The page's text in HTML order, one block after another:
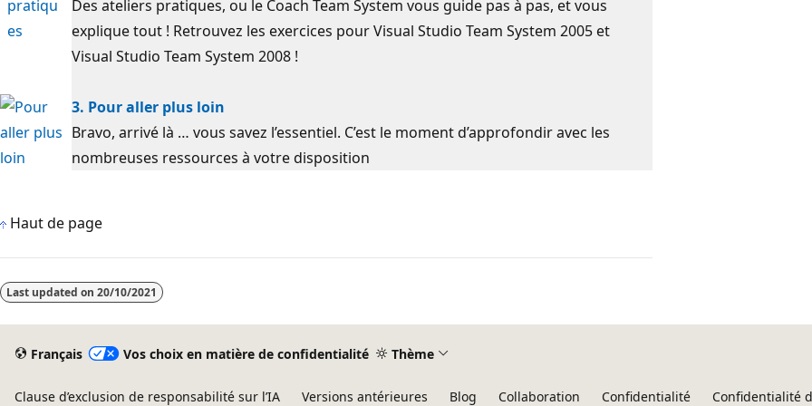
Des ateliers pratiques, ou le Coach Team System vous guide pas à pas, et vous
explique tout ! Retrouvez les exercices pour Visual Studio Team System 2005 et
Visual Studio Team System 2008 !
3. Pour aller plus loin
Bravo, arrivé là … vous savez l’essentiel. C’est le moment d’approfondir avec les
nombreuses ressources à votre disposition
Haut de page
désactivé
Last updated on 20/10/2021
Français Vos choix en matière de confidentialité Thème
Clause d’exclusion de responsabilité sur l’IA Versions antérieures Blog Collaboration Confidentialité Confidentialité